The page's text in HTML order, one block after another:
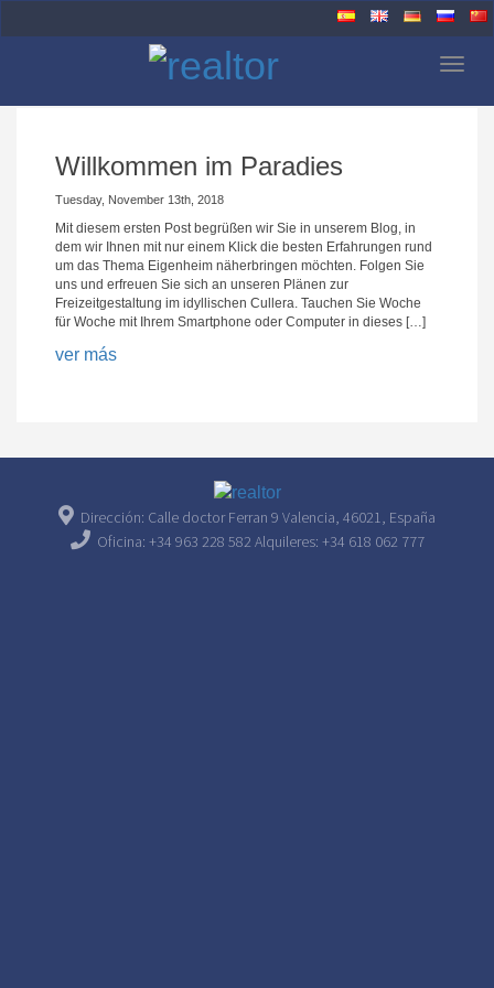
Willkommen im Paradies
Tuesday, November 13th, 2018
Mit diesem ersten Post begrüßen wir Sie in unserem Blog, in
dem wir Ihnen mit nur einem Klick die besten Erfahrungen rund
um das Thema Eigenheim näherbringen möchten. Folgen Sie
uns und erfreuen Sie sich an unseren Plänen zur
Freizeitgestaltung im idyllischen Cullera. Tauchen Sie Woche
für Woche mit Ihrem Smartphone oder Computer in dieses […]
ver más
Dirección: Calle doctor Ferran 9 Valencia, 46021, España
Oficina: +34 963 228 582 Alquileres: +34 618 062 777